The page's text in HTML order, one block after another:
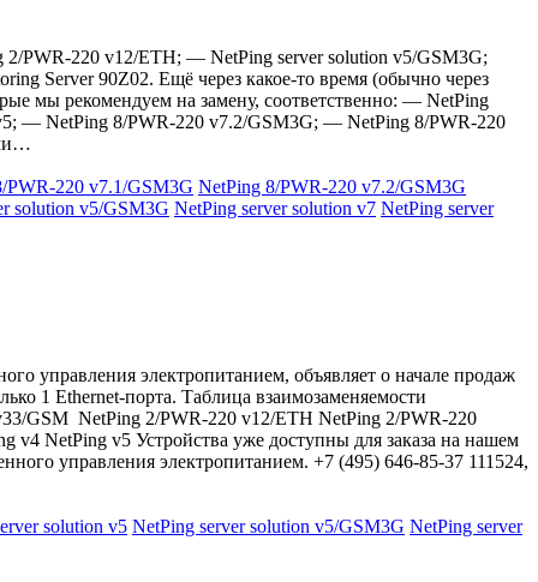
PWR-220 v12/ETH; — NetPing server solution v5/GSM3G;
Server 90Z02. Ещё через какое-то время (обычно через
мы рекомендуем на замену, соответственно: — NetPing
— NetPing 8/PWR-220 v7.2/GSM3G; — NetPing 8/PWR-220
PWR-220 v7.1/GSM3G NetPing 8/PWR-220 v7.2/GSM3G
solution v5/GSM3G NetPing server solution v7 NetPing server
управления электропитанием, объявляет о начале продаж
1 Ethernet-порта. Таблица взаимозаменяемости
GSM NetPing 2/PWR-220 v12/ETH NetPing 2/PWR-220
v4 NetPing v5 Устройства уже доступны для заказа на нашем
управления электропитанием. +7 (495) 646-85-37 111524,
solution v5 NetPing server solution v5/GSM3G NetPing server